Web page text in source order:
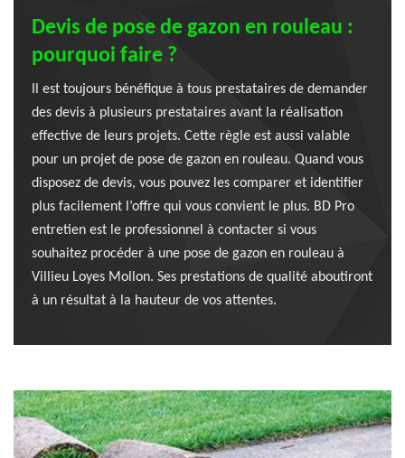
Devis de pose de gazon en rouleau :
pourquoi faire ?
Il est toujours bénéfique à tous prestataires de demander
des devis à plusieurs prestataires avant la réalisation
effective de leurs projets. Cette règle est aussi valable
pour un projet de pose de gazon en rouleau. Quand vous
disposez de devis, vous pouvez les comparer et identifier
plus facilement l’offre qui vous convient le plus. BD Pro
entretien est le professionnel à contacter si vous
souhaitez procéder à une pose de gazon en rouleau à
Villieu Loyes Mollon. Ses prestations de qualité aboutiront
à un résultat à la hauteur de vos attentes.